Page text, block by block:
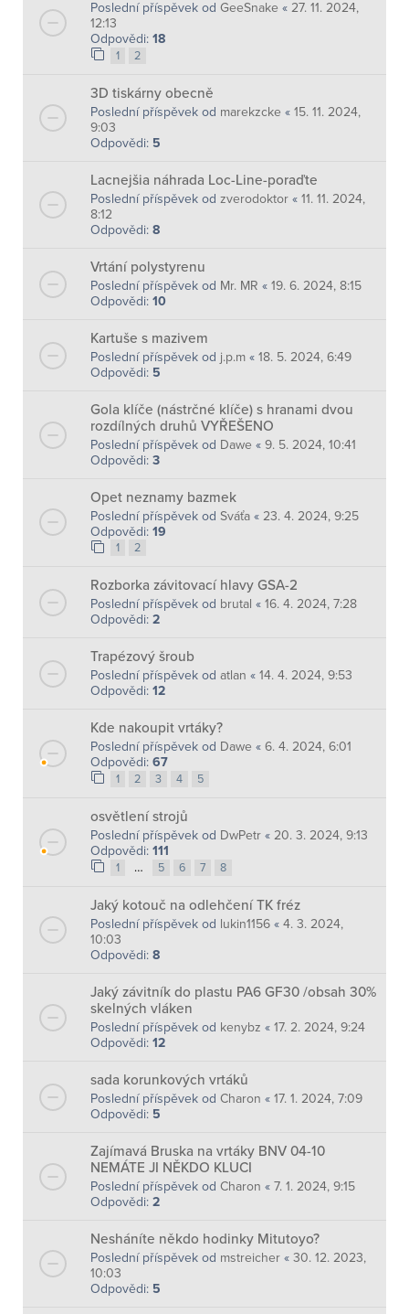
Poslední příspěvek od GeeSnake « 27. 11. 2024,
12:13
Odpovědi: 18
1 2
3D tiskárny obecně
Poslední příspěvek od marekzcke « 15. 11. 2024,
9:03
Odpovědi: 5
Lacnejšia náhrada Loc-Line-poraďte
Poslední příspěvek od zverodoktor « 11. 11. 2024,
8:12
Odpovědi: 8
Vrtání polystyrenu
Poslední příspěvek od Mr. MR « 19. 6. 2024, 8:15
Odpovědi: 10
Kartuše s mazivem
Poslední příspěvek od j.p.m « 18. 5. 2024, 6:49
Odpovědi: 5
Gola klíče (nástrčné klíče) s hranami dvou
rozdílných druhů VYŘEŠENO
Poslední příspěvek od Dawe « 9. 5. 2024, 10:41
Odpovědi: 3
Opet neznamy bazmek
Poslední příspěvek od Sváťa « 23. 4. 2024, 9:25
Odpovědi: 19
1 2
Rozborka závitovací hlavy GSA-2
Poslední příspěvek od brutal « 16. 4. 2024, 7:28
Odpovědi: 2
Trapézový šroub
Poslední příspěvek od atlan « 14. 4. 2024, 9:53
Odpovědi: 12
Kde nakoupit vrtáky?
Poslední příspěvek od Dawe « 6. 4. 2024, 6:01
Odpovědi: 67
1 2 3 4 5
osvětlení strojů
Poslední příspěvek od DwPetr « 20. 3. 2024, 9:13
Odpovědi: 111
1 … 5 6 7 8
Jaký kotouč na odlehčení TK fréz
Poslední příspěvek od lukin1156 « 4. 3. 2024,
10:03
Odpovědi: 8
Jaký závitník do plastu PA6 GF30 /obsah 30%
skelných vláken
Poslední příspěvek od kenybz « 17. 2. 2024, 9:24
Odpovědi: 12
sada korunkových vrtáků
Poslední příspěvek od Charon « 17. 1. 2024, 7:09
Odpovědi: 5
Zajímavá Bruska na vrtáky BNV 04-10
NEMÁTE JI NĚKDO KLUCI
Poslední příspěvek od Charon « 7. 1. 2024, 9:15
Odpovědi: 2
Nesháníte někdo hodinky Mitutoyo?
Poslední příspěvek od mstreicher « 30. 12. 2023,
10:03
Odpovědi: 5